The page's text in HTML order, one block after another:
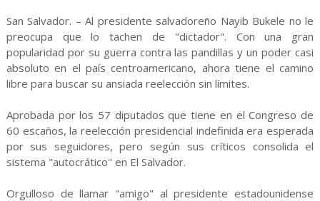
San Salvador. – Al presidente salvadoreño Nayib Bukele no le
preocupa que lo tachen de "dictador". Con una gran
popularidad por su guerra contra las pandillas y un poder casi
absoluto en el país centroamericano, ahora tiene el camino
libre para buscar su ansiada reelección sin límites.
Aprobada por los 57 diputados que tiene en el Congreso de
60 escaños, la reelección presidencial indefinida era esperada
por sus seguidores, pero según sus críticos consolida el
sistema "autocrático" en El Salvador.
Orgulloso de llamar "amigo" al presidente estadounidense